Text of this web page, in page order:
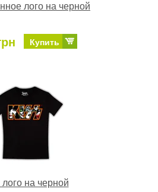
лого на черной
Купить
лого на черной